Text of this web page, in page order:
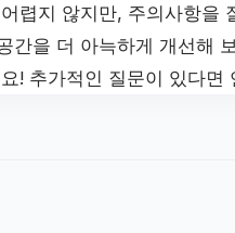
렵지 않지만, 주의사항을
간을 더 아늑하게 개선해
! 추가적인 질문이 있다면